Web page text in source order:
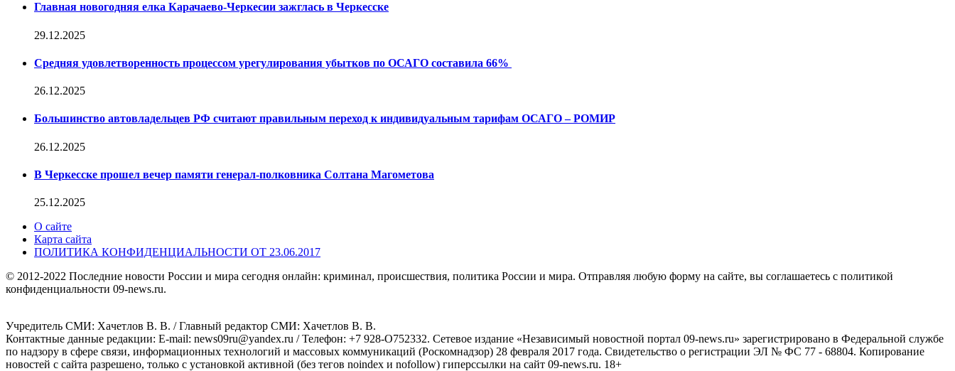
Главная новогодняя елка Карачаево-Черкесии зажглась в Черкесске
29.12.2025
Средняя удовлетворенность процессом урегулирования убытков по ОСАГО составила 66%
26.12.2025
Большинство автовладельцев РФ считают правильным переход к индивидуальным тарифам ОСАГО – РОМИР
26.12.2025
В Черкесске прошел вечер памяти генерал-полковника Солтана Магометова
25.12.2025
О сайте
Карта сайта
ПОЛИТИКА КОНФИДЕНЦИАЛЬНОСТИ ОТ 23.06.2017
© 2012-2022 Последние новости России и мира сегодня онлайн: криминал, происшествия, политика России и мира. Отправляя любую форму на сайте, вы соглашаетесь с политикой
конфиденциальности 09-news.ru.
Учредитель СМИ: Хaчeтлoв B. B. / Главный редактор СМИ: Хaчeтлoв B. B.
Контактные данные редакции: E-mail: news09ru@yandex.ru / Телефон: +7 928-O752332. Сетевое издание «Независимый новостной портал 09-news.ru» зарегистрировано в Федеральной службе
по надзору в сфере связи, информационных технологий и массовых коммуникаций (Роскомнадзор) 28 февраля 2017 года. Свидетельство о регистрации ЭЛ № ФС 77 - 68804. Копирование
новостей с сайта разрешено, только с установкой активной (без тегов noindex и nofollow) гиперссылки на сайт 09-news.ru. 18+